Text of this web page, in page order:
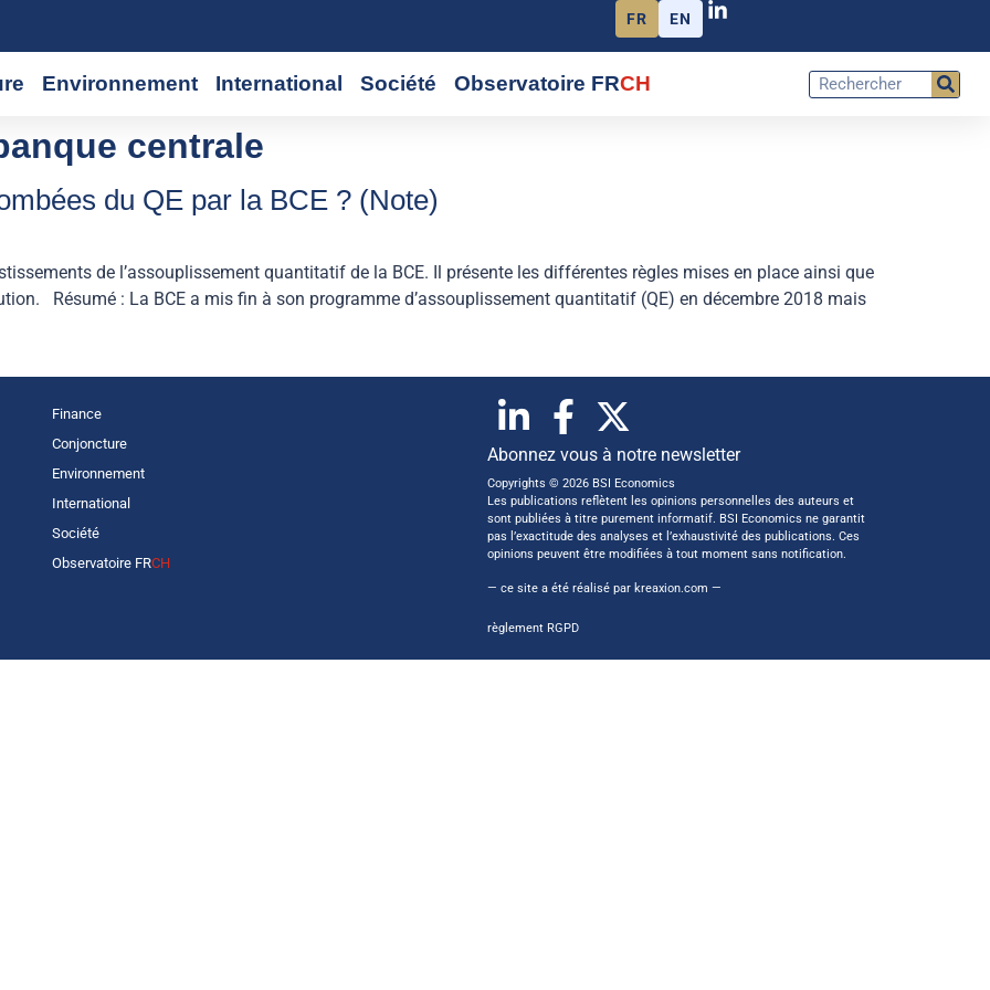
FR EN
Environnement International Société Observatoire FRCH
centrale
du QE par la BCE ? (Note)
de l’assouplissement quantitatif de la BCE. Il présente les différentes règles mises en place ainsi que
Résumé : La BCE a mis fin à son programme d’assouplissement quantitatif (QE) en décembre 2018 mais
Finance
Conjoncture
Environnement
International
Société
Observatoire FRCH
Abonnez vous à notre newsletter
Copyrights © 2026 BSI Economics
Les publications reflètent les opinions personnelles des auteurs et
sont publiées à titre purement informatif. BSI Economics ne garantit
pas l’exactitude des analyses et l’exhaustivité des publications. Ces
opinions peuvent être modifiées à tout moment sans notification.
— ce site a été réalisé par kreaxion.com —
règlement RGPD